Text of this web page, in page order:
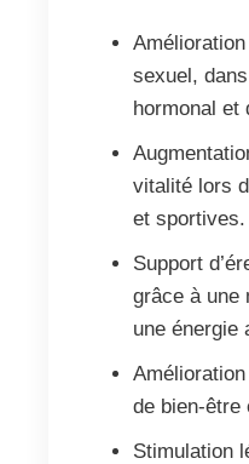
sexuel,
hormonal et
vitalité lors
et sportives.
Support
grâce à une
une énergie
de bien-être
Stimulation